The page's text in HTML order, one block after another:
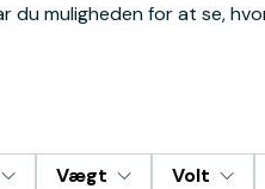
du muligheden for at se,
Vægt Volt